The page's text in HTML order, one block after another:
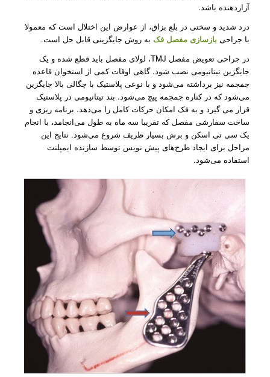
آزاردهنده باشد.
درد شدید و سختی در بلع بزاق، از عوارض این اختلال است که معمولا
با جراحی بازسازی مفصل فکبه روش جایگزینی قابل حل است.
در جراحی تعویض مفصل TMJ، لولای مفصل باید قطع شده و یک
جایگزین تیتانیومی نصب شود. گاهی اوقات کمی از استخوان قاعده
جمجمه نیز برداشته می‌شود و با نوعی پلاستیک با چگالی بالا جایگزین
می‌‌شود که در کناره جمجمه پیچ می‌شود. بند تیتانیومی در پلاستیک
قرار می گیرد و به فک امکان حرکات کامل را می‌دهد. برنامه ریزی و
ساخت سفارشی مفصل که تقریبا سه ماه به طول می‌انجامد، با انجام
یک سی تی اسکن و برش بسیار ظریف شروع می‌شود. نتایج این
مراحل برای ایجاد طرح‌های پیش نویس توسط سازنده ایمپلنت
استفاده می‌شود.